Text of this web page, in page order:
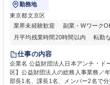
勤務地
東京都文京区
業界未経験歓迎
副業・Wワーク
月平均残業時間20時間以内
転勤
賞与あり
育休あり
食事補助あり
仕事の内容
企業名 公益財団法人日本アンチ・ドーピング機構 求
区】公益財団法人の総務人事業務／年間休日125日 仕
部長1名、課長1名、メンバー2名で